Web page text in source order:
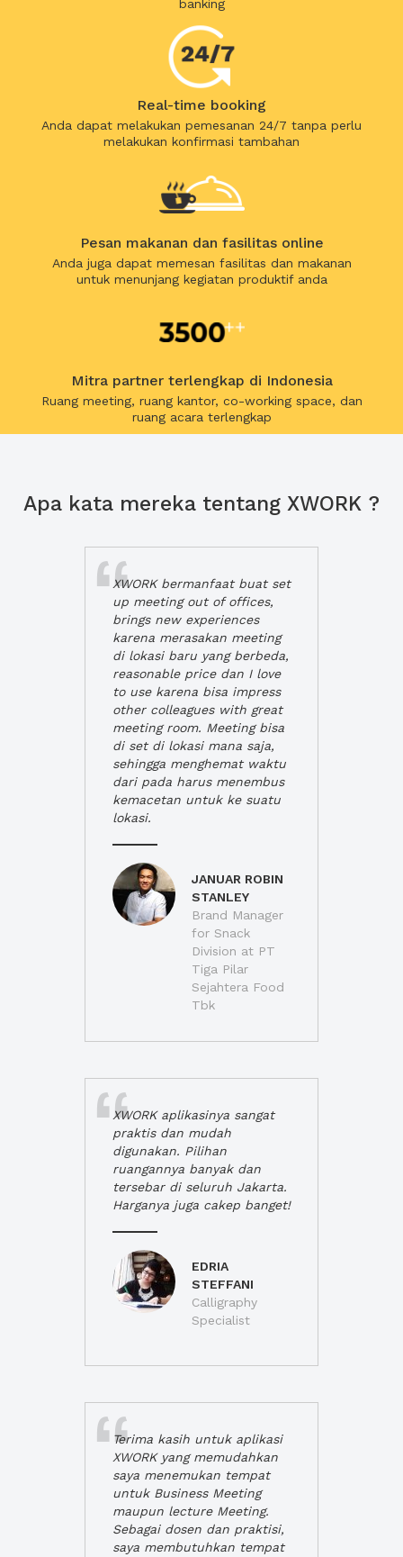
banking
Real-time booking
Anda dapat melakukan pemesanan 24/7 tanpa perlu
melakukan konfirmasi tambahan
Pesan makanan dan fasilitas online
Anda juga dapat memesan fasilitas dan makanan
untuk menunjang kegiatan produktif anda
Mitra partner terlengkap di Indonesia
Ruang meeting, ruang kantor, co-working space, dan
ruang acara terlengkap
Apa kata mereka tentang XWORK ?
XWORK bermanfaat buat set
up meeting out of offices,
brings new experiences
karena merasakan meeting
di lokasi baru yang berbeda,
reasonable price dan I love
to use karena bisa impress
other colleagues with great
meeting room. Meeting bisa
di set di lokasi mana saja,
sehingga menghemat waktu
dari pada harus menembus
kemacetan untuk ke suatu
lokasi.
JANUAR ROBIN
STANLEY
Brand Manager
for Snack
Division at PT
Tiga Pilar
Sejahtera Food
Tbk
XWORK aplikasinya sangat
praktis dan mudah
digunakan. Pilihan
ruangannya banyak dan
tersebar di seluruh Jakarta.
Harganya juga cakep banget!
EDRIA
STEFFANI
Calligraphy
Specialist
Terima kasih untuk aplikasi
XWORK yang memudahkan
saya menemukan tempat
untuk Business Meeting
maupun lecture Meeting.
Sebagai dosen dan praktisi,
saya membutuhkan tempat